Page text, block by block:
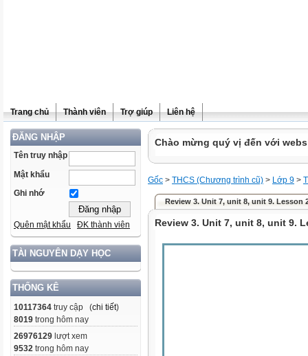
Trang chủ Thành viên Trợ giúp Liên hệ
ĐĂNG NHẬP
Tên truy nhập
Mật khẩu
Ghi nhớ
Quên mật khẩu ĐK thành viên
TÀI NGUYÊN DẠY HỌC
THỐNG KÊ
10117364 truy cập (chi tiết)
8019 trong hôm nay
26976129 lượt xem
9532 trong hôm nay
Chào mừng quý vị đến với
Gốc > THCS (Chương trình cũ) > Lớp 9 >
Review 3. Unit 7, unit 8, unit 9. Lesson
Review 3. Unit 7, unit 8, unit 9.